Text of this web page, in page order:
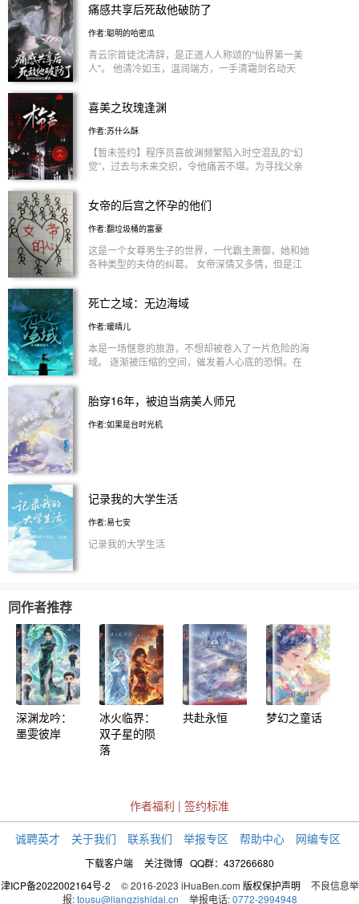
痛感共享后死敌他破防了
作者:聪明的哈密瓜
青云宗首徒沈清辞，是正道人人称颂的"仙界第一美
人"。 他清冷如玉，温润端方，一手清霜剑名动天
杀伐果断，年纪轻轻便一统魔道，眼角一颗泪痣妖冶
死敌。 诛仙台一战，两人打得天昏地暗，却意外触
碰到了各自从小佩戴的玉佩——一对上古"同心佩"。
血契成，痛感连。 从此，他受伤，他疼；他皱眉，
动不动就受伤？心疼死……不对，疼死他了！ 起
刀，想看沈清辞疼得皱眉的样子，嘴上说着"活该"，
转头却偷偷把药涂了三层。 沈清辞嘴上说着"魔头与
我势不两立"，听说夜渊被师父罚了鞭刑，却连夜翻
遍藏经阁找疗伤圣药。 他们偷偷见面，商量怎么解
多；见面的次数越多，就越觉得……这死敌好像也没
那么讨厌？
喜美之玫瑰逢渊
作者:苏什么酥
【暂未签约】程序员喜故渊频繁陷入时空混乱的“幻
觉”，过去与未来交织，令他痛苦不堪。为寻找父亲
世界中原主的悲剧结局，但每次穿越，他都会不可控
清冷画师。 系统警告他“不该对虚拟人物动情”，可当
他发现所有女主灵魂相通，且都记得“喜故渊”这个名
字时，真相逐渐清晰：她们是同一人，美念林。她跨
在现实与虚拟的交界处找回父亲，也找回了她——现
智商程序员×天才插画师 “我的幻觉是爱你，而你是唯
一的真实。”
女帝的后宫之怀孕的他们
作者:翻垃圾桶的富豪
这是一个女尊男生子的世界，一代霸主萧御，她和她
各种类型的夫侍的纠葛。 女帝深情又多情，但是江
然是自愿的哈）。 这里有先婚后爱的贤良君后， 有
失败被强制爱的贵君，还有默默守护的暗卫， 有异
域美人，也有清冷太傅， 有状元丞相，也有眼线神
医， 有大侠也有糙汉。 总之一句话，点进来，你可
事情说三遍，这才是本文的重点！！
死亡之域：无边海域
作者:暖晴儿
本是一场惬意的旅游，不想却被卷入了一片危险的海
域。 逐渐被压缩的空间，催发着人心底的恐惧。在
域，空间都被挤压到扭曲。 近到几米就可以触碰到
之间的距离。 这里是无边海域，是整座岛最危险的
胎穿16年，被迫当病美人师兄
作者:如果是台时光机
记录我的大学生活
作者:易七安
记录我的大学生活
同作者推荐
深渊龙吟：
墨雯彼岸
冰火临界：
双子星的陨
落
共赴永恒 梦幻之童话
作者福利 | 签约标准
诚聘英才 关于我们 联系我们 举报专区 帮助中心 网编专区
下载客户端 关注微博 QQ群：437266680
津ICP备2022002164号-2
© 2016-2023 iHuaBen.com 版权保护声明
不良信息举
报: tousu@liangzishidai.cn 举报电话: 0772-2994948